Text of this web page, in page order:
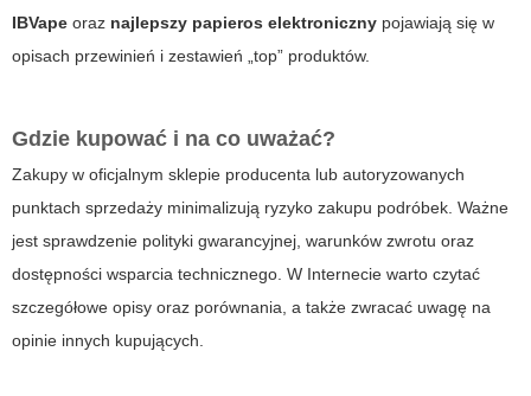
IBVape oraz najlepszy papieros elektroniczny pojawiają się w
opisach przewinień i zestawień „top” produktów.
Gdzie kupować i na co uważać?
Zakupy w oficjalnym sklepie producenta lub autoryzowanych
punktach sprzedaży minimalizują ryzyko zakupu podróbek. Ważne
jest sprawdzenie polityki gwarancyjnej, warunków zwrotu oraz
dostępności wsparcia technicznego. W Internecie warto czytać
szczegółowe opisy oraz porównania, a także zwracać uwagę na
opinie innych kupujących.